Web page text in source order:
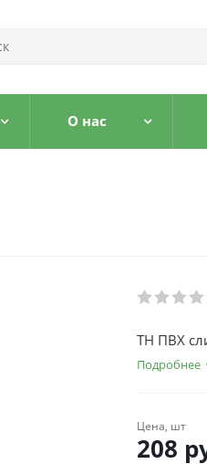
О нас
ТН ПВХ
Подробнее
Цена, шт
208